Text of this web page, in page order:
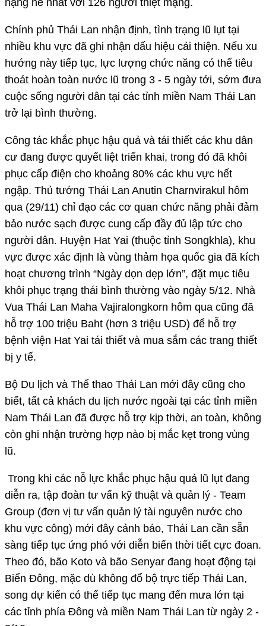
ngập. Thủ tướng Thái Lan Anutin Charnvirakul hôm
qua (29/11) chỉ đạo các cơ quan chức năng phải đảm
bảo nước sạch được cung cấp đầy đủ lập tức cho
người dân. Huyện Hat Yai (thuộc tỉnh Songkhla), khu
vực được xác định là vùng thảm họa quốc gia đã kích
hoạt chương trình “Ngày dọn dẹp lớn”, đặt mục tiêu
khôi phục trạng thái bình thường vào ngày 5/12. Nhà
Vua Thái Lan Maha Vajiralongkorn hôm qua cũng đã
hỗ trợ 100 triệu Baht (hơn 3 triệu USD) để hỗ trợ
bệnh viện Hat Yai tái thiết và mua sắm các trang thiết
bị y tế.
Bộ Du lịch và Thể thao Thái Lan mới đây cũng cho
biết, tất cả khách du lịch nước ngoài tại các tỉnh miền
Nam Thái Lan đã được hỗ trợ kịp thời, an toàn, không
còn ghi nhận trường hợp nào bị mắc kẹt trong vùng
lũ.
Trong khi các nỗ lực khắc phục hậu quả lũ lụt đang
diễn ra, tập đoàn tư vấn kỹ thuật và quản lý - Team
Group (đơn vị tư vấn quản lý tài nguyên nước cho
sàng tiếp tục ứng phó với diễn biến thời tiết cực đoan.
Theo đó, bão Koto và bão Senyar đang hoạt động tại
Biển Đông, mặc dù không đổ bộ trực tiếp Thái Lan,
song dự kiến có thể tiếp tục mang đến mưa lớn tại
các tỉnh phía Đông và miền Nam Thái Lan từ ngày 2 -
3/12.
Theo vov.vn
Nguồn:
Chia sẻ